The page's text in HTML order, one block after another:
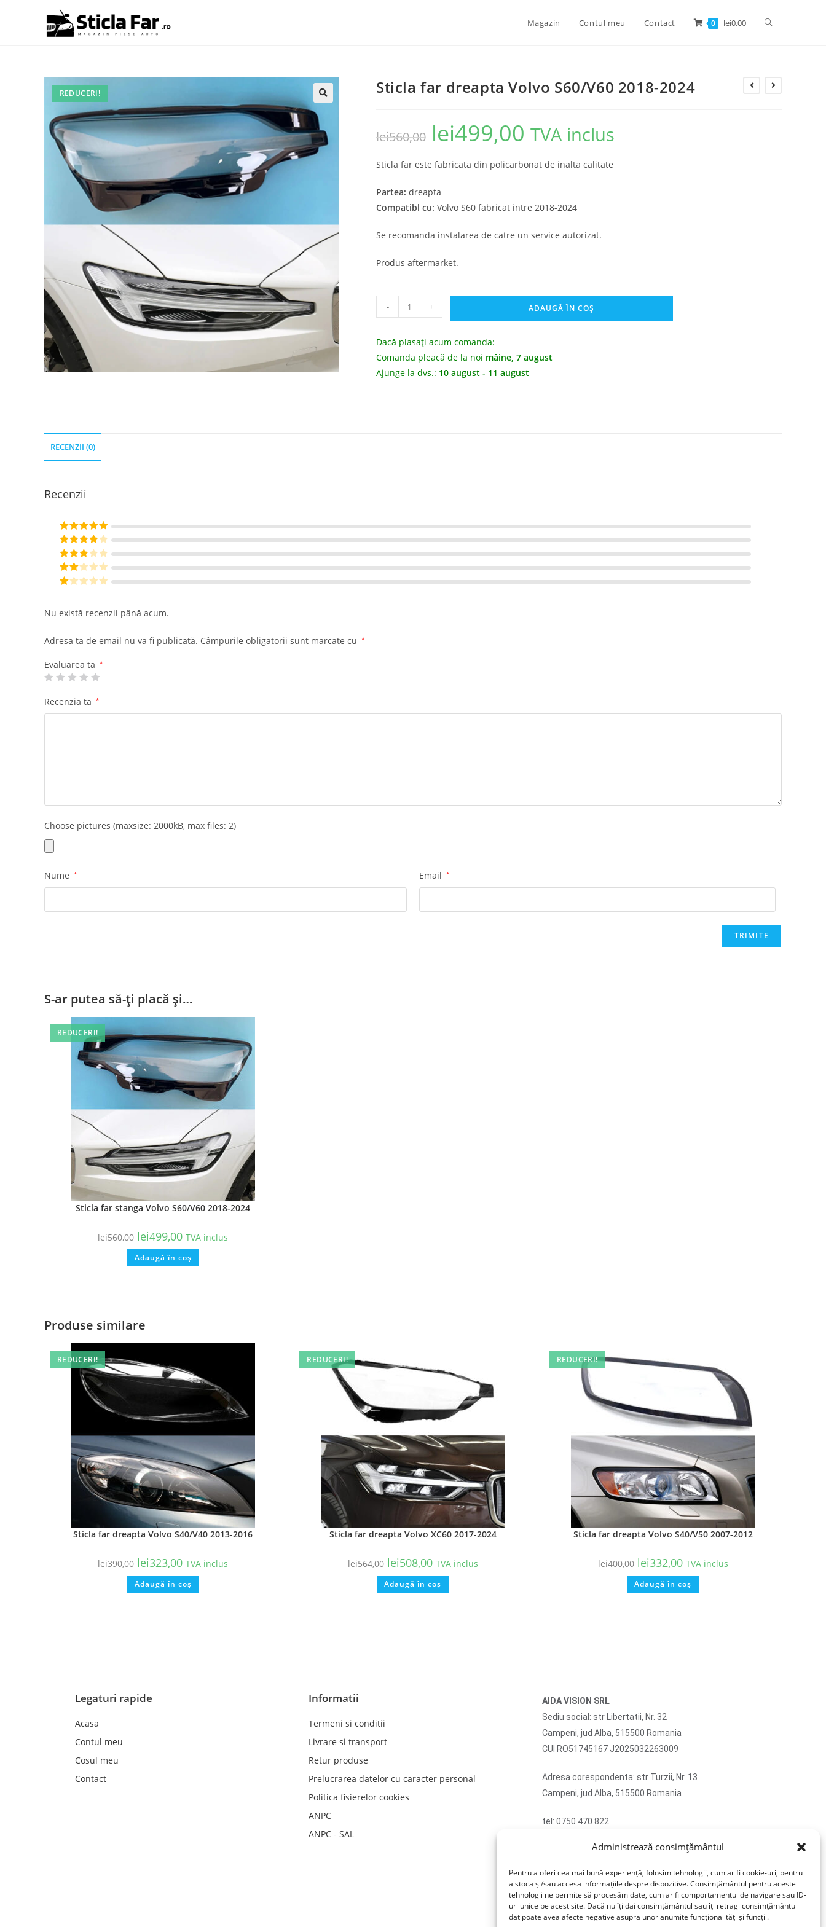
Administrează consimțământul
Pentru a oferi cea mai bună experiență, folosim tehnologii, cum ar fi cookie-uri, pentru
a stoca și/sau accesa informațiile despre dispozitive. Consimțământul pentru aceste
tehnologii ne permite să procesăm date, cum ar fi comportamentul de navigare sau ID-
uri unice pe acest site. Dacă nu îți dai consimțământul sau îți retragi consimțământul
dat poate avea afecte negative asupra unor anumite funcționalități și funcții.
Magazin Contul meu Contact 0 lei0,00
REDUCERI! Sticla far dreapta Volvo S60/V60 2018-2024
lei560,00 lei499,00 TVA inclus
Sticla far este fabricata din policarbonat de inalta calitate
Partea: dreapta
Compatibl cu: Volvo S60 fabricat intre 2018-2024
Se recomanda instalarea de catre un service autorizat.
Produs aftermarket.
- + ADAUGĂ ÎN COȘ
Dacă plasați acum comanda:
Comanda pleacă de la noi mâine, 7 august
Ajunge la dvs.: 10 august - 11 august
RECENZII (0)
Recenzii
Evaluat la5
din 5
Evaluat la
4din 5
Evaluat
la3din
Eval
di
5
Nu există recenzii până acum.
Adresa ta de email nu va fi publicată. Câmpurile obligatorii sunt marcate cu *
Evaluarea ta *
Recenzia ta *
Choose pictures (maxsize: 2000kB, max files: 2)
Nume * Email *
S-ar putea să-ți placă și…
REDUCERI!
Sticla far stanga Volvo S60/V60 2018-2024
lei560,00 lei499,00 TVA inclus
Adaugă în coș
Produse similare
REDUCERI!
Sticla far dreapta Volvo S40/V40 2013-2016
lei390,00 lei323,00 TVA inclus
Adaugă în coș
REDUCERI!
Sticla far dreapta Volvo XC60 2017-2024
lei564,00 lei508,00 TVA inclus
Adaugă în coș
REDUCERI!
Sticla far dreapta Volvo S40/V50 2007-2012
lei400,00 lei332,00 TVA inclus
Adaugă în coș
Legaturi rapide
Acasa
Contul meu
Cosul meu
Contact
Informatii
Termeni si conditii
Livrare si transport
Retur produse
Prelucrarea datelor cu caracter personal
Politica fisierelor cookies
ANPC
ANPC - SAL
AIDA VISION SRL
Sediu social: str Libertatii, Nr. 32
Campeni, jud Alba, 515500 Romania
CUI RO51745167 J2025032263009
Adresa corespondenta: str Turzii, Nr. 13
Campeni, jud Alba, 515500 Romania
tel: 0750 470 822
Nu detinem magazin de prezentare, comenzile se
livreaza exclusiv prin curierat.